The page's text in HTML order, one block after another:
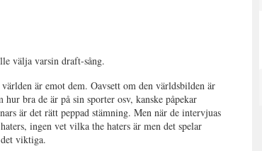
välja varsin draft-sång.
är emot dem. Oavsett om den världsbilden är
bra de är på sin sporter osv, kanske påpekar
är det rätt peppad stämning. Men när de intervjuas
ingen vet vilka the haters är men det spelar
viktiga.